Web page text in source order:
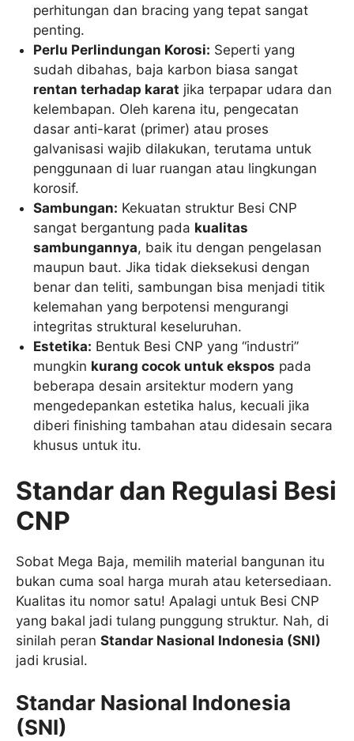
perhitungan dan bracing yang tepat sangat
penting.
Perlu Perlindungan Korosi: Seperti yang
sudah dibahas, baja karbon biasa sangat
rentan terhadap karat jika terpapar udara dan
kelembapan. Oleh karena itu, pengecatan
dasar anti-karat (primer) atau proses
galvanisasi wajib dilakukan, terutama untuk
penggunaan di luar ruangan atau lingkungan
korosif.
Sambungan: Kekuatan struktur Besi CNP
sangat bergantung pada kualitas
sambungannya, baik itu dengan pengelasan
maupun baut. Jika tidak dieksekusi dengan
benar dan teliti, sambungan bisa menjadi titik
kelemahan yang berpotensi mengurangi
integritas struktural keseluruhan.
Estetika: Bentuk Besi CNP yang “industri”
mungkin kurang cocok untuk ekspos pada
beberapa desain arsitektur modern yang
mengedepankan estetika halus, kecuali jika
diberi finishing tambahan atau didesain secara
khusus untuk itu.
Standar dan Regulasi Besi
CNP
Sobat Mega Baja, memilih material bangunan itu
bukan cuma soal harga murah atau ketersediaan.
Kualitas itu nomor satu! Apalagi untuk Besi CNP
yang bakal jadi tulang punggung struktur. Nah, di
sinilah peran Standar Nasional Indonesia (SNI)
jadi krusial.
Standar Nasional Indonesia
(SNI)